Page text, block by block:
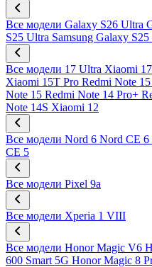
Все модели Galaxy S26 Ultra
S25 Ultra Samsung Galaxy S25
Все модели 17 Ultra Xiaomi 17
Xiaomi 15T Pro Redmi Note
Note 15 Redmi Note 14 Pro+
Note 14S Xiaomi 12
Все модели Nord 6 Nord CE 6
CE 5
Все модели Pixel 9a
Все модели Xperia 1 VIII
Все модели Honor Magic V6
600 Smart 5G Honor Magic 8